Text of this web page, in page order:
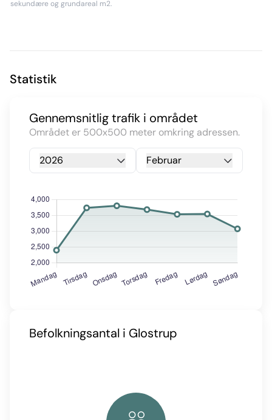
sekundære og grundareal m2.
Statistik
Gennemsnitlig trafik i området
Området er 500x500 meter omkring adressen.
2026 Februar
Befolkningsantal i Glostrup